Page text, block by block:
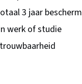
3 jaar
werk of studie